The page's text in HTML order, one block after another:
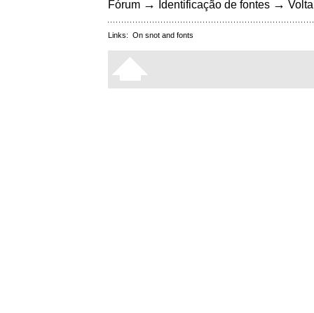
Fórum → Identificação de fontes →
Links: On snot and fonts